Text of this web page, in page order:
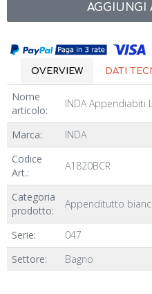
AGGIUNGI
OVERVIEW DATI
Nome
articolo:
INDA Appendiabiti
Marca:
INDA
Codice
Art.:
A1820BCR
Categoria
prodotto:
Appenditutto
Serie:
047
Settore:
Bagno